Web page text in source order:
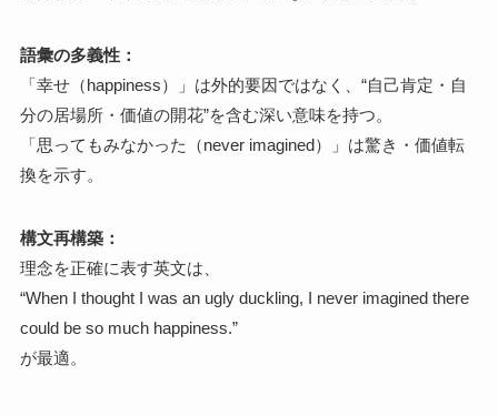
語彙の多義性：
「幸せ（happiness）」は外的要因ではなく、“自己肯定・自
分の居場所・価値の開花”を含む深い意味を持つ。
「思ってもみなかった（never imagined）」は驚き・価値転
換を示す。
構文再構築：
理念を正確に表す英文は、
“When I thought I was an ugly duckling, I never imagined there
could be so much happiness.”
が最適。